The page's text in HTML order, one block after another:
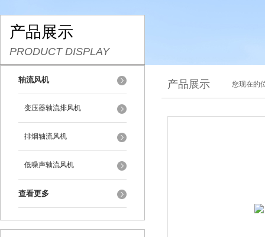
产品展示
PRODUCT DISPLAY
轴流风机
变压器轴流排风机
排烟轴流风机
低噪声轴流风机
查看更多
产品展示 您现在的